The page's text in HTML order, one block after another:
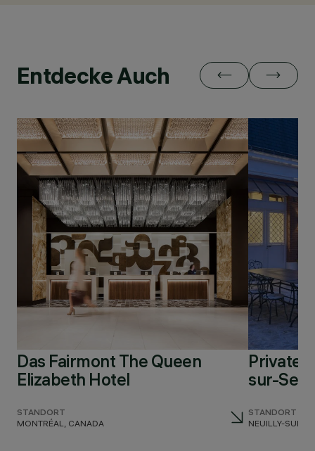
Entdecke Auch
Das Fairmont The Queen
Elizabeth Hotel
STANDORT
MONTRÉAL, CANADA
Privates
sur-
STANDORT
NEUILLY-SUR-